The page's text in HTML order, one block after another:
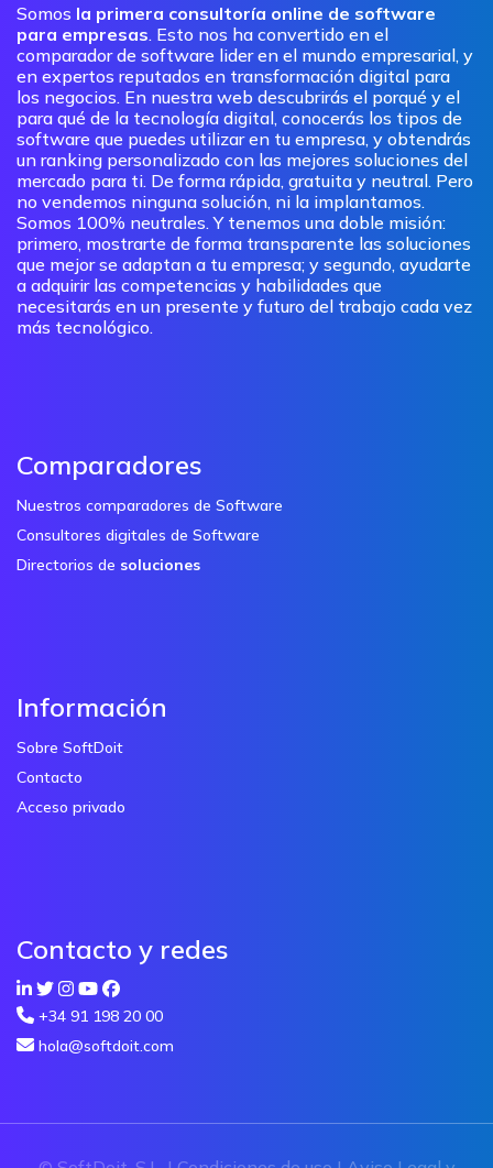
Somos la primera consultoría online de software
para empresas. Esto nos ha convertido en el
comparador de software lider en el mundo empresarial, y
en expertos reputados en transformación digital para
los negocios. En nuestra web descubrirás el porqué y el
para qué de la tecnología digital, conocerás los tipos de
software que puedes utilizar en tu empresa, y obtendrás
un ranking personalizado con las mejores soluciones del
mercado para ti. De forma rápida, gratuita y neutral. Pero
no vendemos ninguna solución, ni la implantamos.
Somos 100% neutrales. Y tenemos una doble misión:
primero, mostrarte de forma transparente las soluciones
que mejor se adaptan a tu empresa; y segundo, ayudarte
a adquirir las competencias y habilidades que
necesitarás en un presente y futuro del trabajo cada vez
más tecnológico.
Comparadores
Nuestros comparadores de Software
Consultores digitales de Software
Directorios de soluciones
Información
Sobre SoftDoit
Contacto
Acceso privado
Contacto y redes
+34 91 198 20 00
hola@softdoit.com